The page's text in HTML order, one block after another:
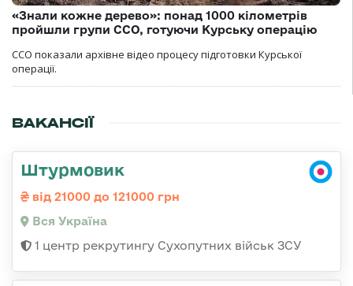
«Знали кожне дерево»: понад 1000 кілометрів
пройшли групи ССО, готуючи Курську операцію
ССО показали архівне відео процесу підготовки Курської
операції.
ВАКАНСІЇ
Штурмовик
від 21000 до 121000 грн
Вся Україна
1 центр рекрутингу Сухопутних військ ЗСУ